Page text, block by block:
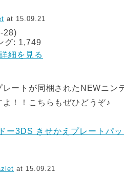
at 15.09.21
28)
グ: 1,749
細を見る
ートが同梱されたNEWニン
！！こちらもぜひどうぞ♪
ー3DS きせかえプレートパ
at 15.09.21